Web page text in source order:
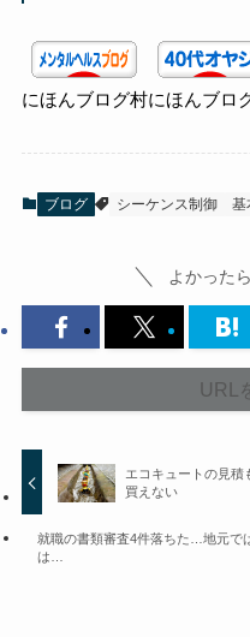
にほんブログ村にほんブロ
ブログ シーケンス制御 基
よかった
URL
エコキュートの見
買えない
就職の書類審査4件落ちた…地元で
は…